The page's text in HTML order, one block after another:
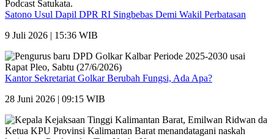
Satono Usul Dapil DPR RI Singbebas Demi Wakil Perbatasan
9 Juli 2026 | 15:36 WIB
Kantor Sekretariat Golkar Berubah Fungsi, Ada Apa?
28 Juni 2026 | 09:15 WIB